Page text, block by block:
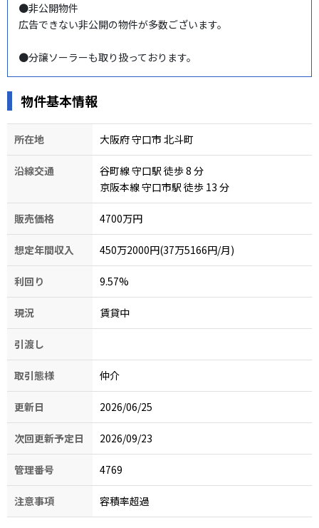
●非公開物件
広告できない非公開の物件が多数ございます。
●分譲ソーラーも取り扱っております。
物件基本情報
所在地 大阪府 守口市 北斗町
沿線交通 谷町線 守口駅 徒歩 8 分
京阪本線 守口市駅 徒歩 13 分
販売価格 4700万円
想定年間収入 450万2000円(37万5166円/月)
利回り 9.57%
現況 賃貸中
引渡し
取引態様 仲介
更新日 2026/06/25
次回更新予定日 2026/09/23
管理番号 4769
注意事項 容積率超過